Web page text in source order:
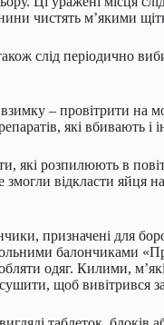
чистять м’якими
слід періодично
– провітрити на
які вбивають і
які розпилюють в
відкласти яйця на
призначені для
балончиками
одяг. Килими,
щоб вивітрився